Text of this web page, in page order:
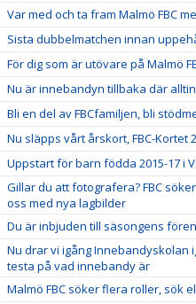
Var med och ta fram Malmö FBC
Sista dubbelmatchen innan
För dig som är utövare på Malmö
Nu är innebandyn tillbaka där
Bli en del av FBCfamiljen, bli
Nu släpps vårt årskort, FBC-Kortet
Uppstart för barn födda 2015-17 i
Gillar du att fotografera? FBC
oss med nya lagbilder
Du är inbjuden till säsongens
Nu drar vi igång Innebandyskolan
testa på vad innebandy är
Malmö FBC söker flera roller, sök